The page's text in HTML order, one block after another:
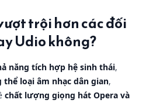
trội hơn các đối
Udio không?
năng tích hợp hệ sinh thái,
thể loại âm nhạc dân gian,
chất lượng giọng hát Opera và